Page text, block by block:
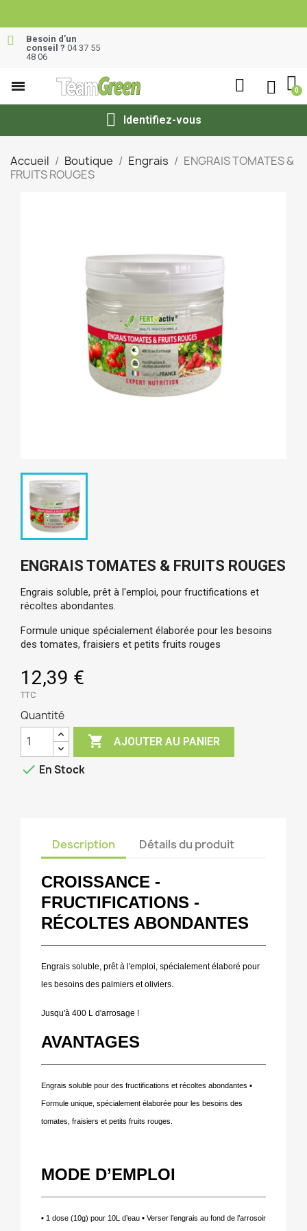
Besoin d’un
conseil ? 04 37 55
48 06
Identifiez-vous
Accueil Boutique Engrais
ENGRAIS TOMATES &
FRUITS ROUGES
ENGRAIS TOMATES & FRUITS ROUGES
Engrais soluble, prêt à l'emploi, pour fructifications et
récoltes abondantes.
Formule unique spécialement élaborée pour les besoins
des tomates, fraisiers et petits fruits rouges
12,39 €
TTC
Quantité
 AJOUTER AU PANIER
 En Stock
Description Détails du produit
CROISSANCE -
FRUCTIFICATIONS -
RÉCOLTES ABONDANTES
Engrais soluble, prêt à l'emploi, spécialement élaboré pour
les besoins des palmiers et oliviers.
Jusqu'à 400 L d'arrosage !
AVANTAGES
Engrais soluble pour des fructifications et récoltes abondantes ▪
Formule unique, spécialement élaborée pour les besoins des
tomates, fraisiers et petits fruits rouges.
MODE D’EMPLOI
▪ 1 dose (10g) pour 10L d’eau ▪ Verser l’engrais au fond de l’arrosoir